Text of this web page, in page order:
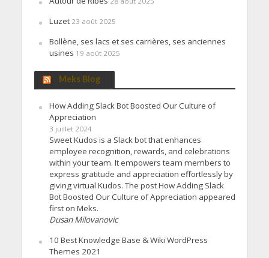
Luzet 23 août 2025
Bollène, ses lacs et ses carrières, ses anciennes
usines 19 août 2025
Meks Blog
How Adding Slack Bot Boosted Our Culture of
Appreciation
3 juillet 2024
Sweet Kudos is a Slack bot that enhances
employee recognition, rewards, and celebrations
within your team. It empowers team members to
express gratitude and appreciation effortlessly by
giving virtual Kudos. The post How Adding Slack
Bot Boosted Our Culture of Appreciation appeared
first on Meks.
Dusan Milovanovic
10 Best Knowledge Base & Wiki WordPress
Themes 2021